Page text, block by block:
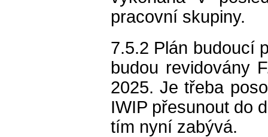
pracovní skupiny.
7.5.2 Plán budoucí
budou revidovány
2025. Je třeba
IWIP přesunout do
tím nyní zabývá.